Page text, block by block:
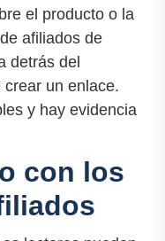
el producto o la
afiliados de
detrás del
un enlace.
y hay evidencia
con los